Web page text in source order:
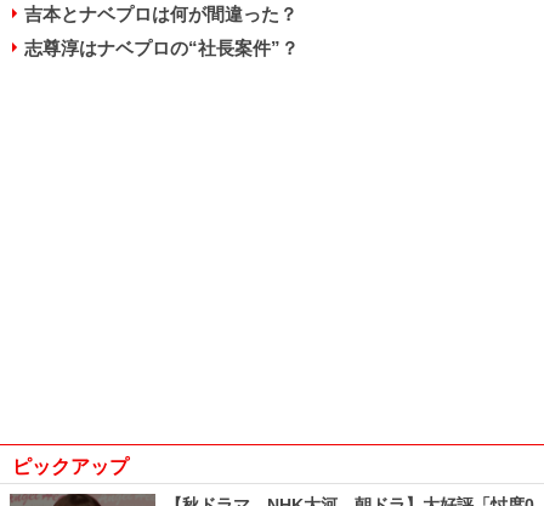
吉本とナベプロは何が間違った？
志尊淳はナベプロの“社長案件”？
ピックアップ